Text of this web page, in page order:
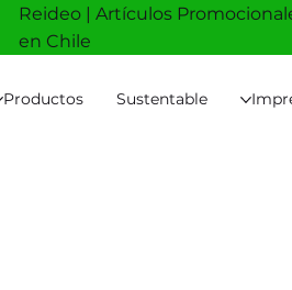
Productos Sustentable
Reideo | Artículos
en Chile